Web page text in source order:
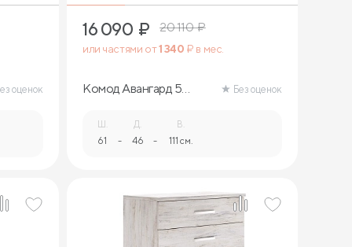
оценок
16 090 ₽ 20 110₽
или частями от1 340 ₽ в мес.
Комод Авангард 5
Без оценок
Ш.
61 -
Д.
46 -
В.
111 см.